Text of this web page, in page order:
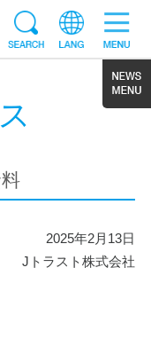
2025年2月13日
Jトラスト株式会社